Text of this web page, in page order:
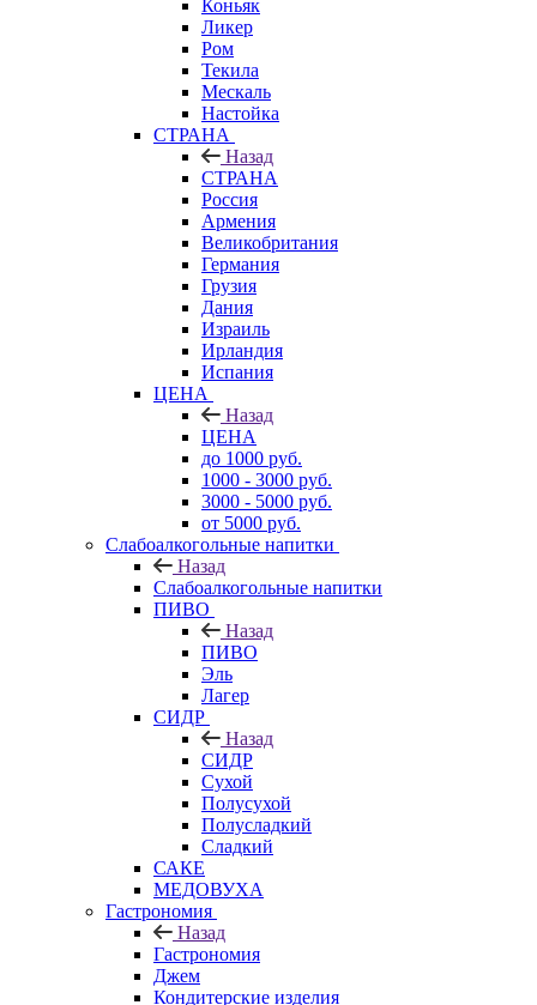
Коньяк
Ликер
Ром
Текила
Мескаль
Настойка
СТРАНА
Назад
СТРАНА
Россия
Армения
Великобритания
Германия
Грузия
Дания
Израиль
Ирландия
Испания
ЦЕНА
Назад
ЦЕНА
до 1000 руб.
1000 - 3000 руб.
3000 - 5000 руб.
от 5000 руб.
Слабоалкогольные напитки
Назад
Слабоалкогольные напитки
ПИВО
Назад
ПИВО
Эль
Лагер
СИДР
Назад
СИДР
Сухой
Полусухой
Полусладкий
Сладкий
САКЕ
МЕДОВУХА
Гастрономия
Назад
Гастрономия
Джем
Кондитерские изделия